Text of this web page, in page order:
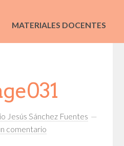
MATERIALES DOCENTES
Jesús Sánchez Fuentes
comentario